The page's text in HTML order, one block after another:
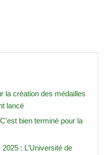
la création des médailles
lancé
bien terminé pour la
: L’Université de